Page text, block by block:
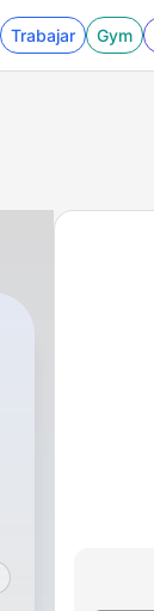
Trabajar Gym